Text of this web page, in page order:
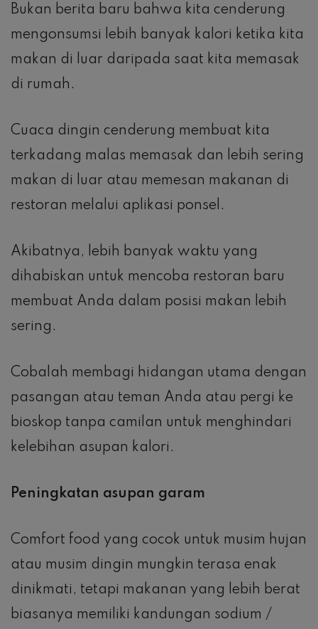
Bukan berita baru bahwa kita cenderung
mengonsumsi lebih banyak kalori ketika kita
makan di luar daripada saat kita memasak
di rumah.
Cuaca dingin cenderung membuat kita
terkadang malas memasak dan lebih sering
makan di luar atau memesan makanan di
restoran melalui aplikasi ponsel.
Akibatnya, lebih banyak waktu yang
dihabiskan untuk mencoba restoran baru
membuat Anda dalam posisi makan lebih
sering.
Cobalah membagi hidangan utama dengan
pasangan atau teman Anda atau pergi ke
bioskop tanpa camilan untuk menghindari
kelebihan asupan kalori.
Peningkatan asupan garam
Comfort food yang cocok untuk musim hujan
atau musim dingin mungkin terasa enak
dinikmati, tetapi makanan yang lebih berat
biasanya memiliki kandungan sodium /